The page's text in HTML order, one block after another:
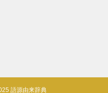
語源由来辞典